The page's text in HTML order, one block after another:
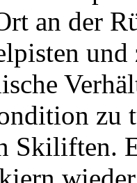
an der
zu
Skiliften.